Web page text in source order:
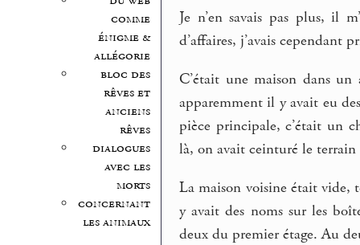
comme
énigme &
allégorie
bloc des
rêves et
anciens
rêves
dialogues
avec les
morts
concernant
les animaux
Je n’en savais pas plus, il
d’affaires, j’avais cependant
C’était une maison dans
apparemment il y avait eu
pièce principale, c’était un
là, on avait ceinturé le terrain
La maison voisine était
y avait des noms sur les
deux du premier étage. Au